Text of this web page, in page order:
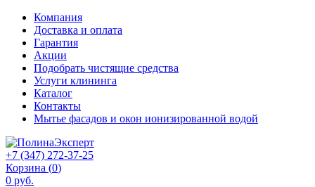
Компания
Доставка и оплата
Гарантия
Акции
Подобрать чистящие средства
Услуги клининга
Каталог
Контакты
Мытье фасадов и окон ионизированной водой
+7 (347) 272-37-25
Корзина (0)
0 руб.